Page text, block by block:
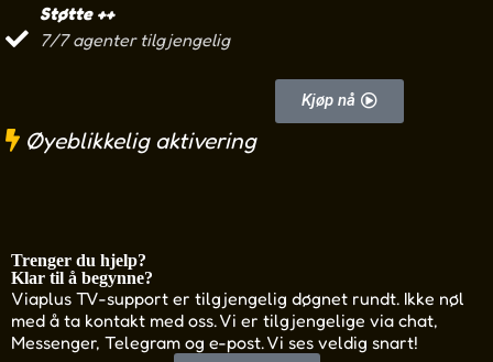
Støtte ++
7/7 agenter tilgjengelig
Kjøp nå
Øyeblikkelig aktivering
Trenger du hjelp?
Klar til å begynne?
Viaplus TV-support er tilgjengelig døgnet rundt. Ikke nøl
med å ta kontakt med oss. Vi er tilgjengelige via chat,
Messenger, Telegram og e-post. Vi ses veldig snart!